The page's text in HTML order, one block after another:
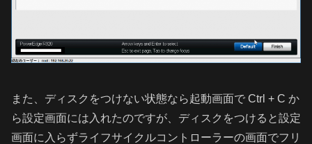
また、ディスクをつけない状態なら起動画面で Ctrl + C か
ら設定画面には入れたのですが、ディスクをつけると設定
画面に入らずライフサイクルコントローラーの画面でフリ